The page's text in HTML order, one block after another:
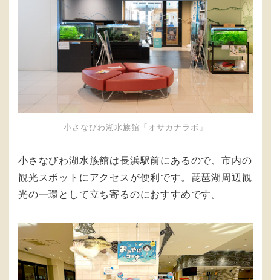
小さなびわ湖水族館「オサカナラボ」
小さなびわ湖水族館は長浜駅前にあるので、市内の
観光スポットにアクセスが便利です。琵琶湖周辺観
光の一環として立ち寄るのにおすすめです。